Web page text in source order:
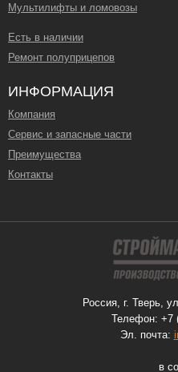
Мультилифты и ломовозы
Есть в наличии
Ремонт полуприцепов
ИНФОРМАЦИЯ
Компания
Сервис и запасные части
Преимущества
Контакты
Россия, г. Тверь,
Телефон: +7
Эл. почта:
в